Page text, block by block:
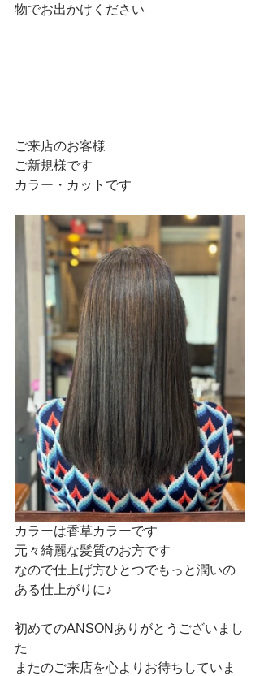
物でお出かけください
ご来店のお客様
ご新規様です
カラー・カットです
カラーは香草カラーです
元々綺麗な髪質のお方です
なので仕上げ方ひとつでもっと潤いの
ある仕上がりに♪
初めてのANSONありがとうございまし
た
またのご来店を心よりお待ちしていま